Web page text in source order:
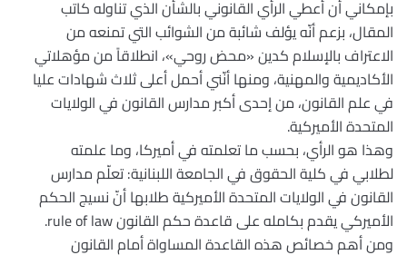
بإمكاني أن أُعطي الرأي القانوني بالشأن الذي تناوله كاتب
المقال، بزعم أنّه يؤلف شائبة من الشوائب التي تمنعه من
الاعتراف بالإسلام كدين «محض روحي»، انطلاقاً من مؤهلاتي
الأكاديمية والمهنية، ومنها أنّني أحمل أعلى ثلاث شهادات عليا
في علم القانون، من إحدى أكبر مدارس القانون في الولايات
المتحدة الأميركية.
وهذا هو الرأي، بحسب ما تعلمته في أميركا، وما علمته
لطلابي في كلية الحقوق في الجامعة اللبنانية: تعلّم مدارس
القانون في الولايات المتحدة الأميركية طلابها أنّ نسيج الحكم
الأميركي يقدم بكامله على قاعدة حكم القانون rule of law.
ومن أهم خصائص هذه القاعدة المساواة أمام القانون